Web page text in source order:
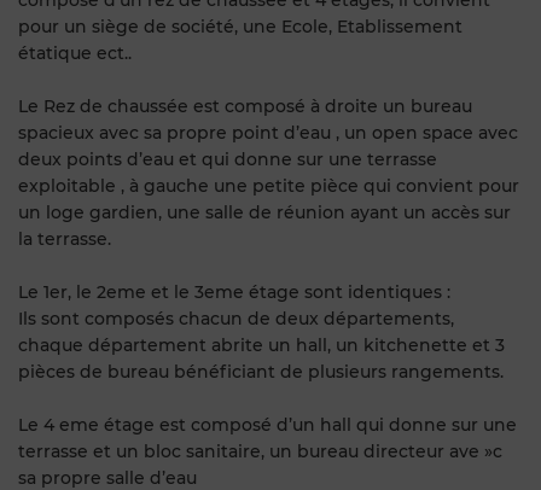
pour un siège de société, une Ecole, Etablissement
étatique ect..
Le Rez de chaussée est composé à droite un bureau
spacieux avec sa propre point d’eau , un open space avec
deux points d’eau et qui donne sur une terrasse
exploitable , à gauche une petite pièce qui convient pour
un loge gardien, une salle de réunion ayant un accès sur
la terrasse.
Le 1er, le 2eme et le 3eme étage sont identiques :
Ils sont composés chacun de deux départements,
chaque département abrite un hall, un kitchenette et 3
pièces de bureau bénéficiant de plusieurs rangements.
Le 4 eme étage est composé d’un hall qui donne sur une
terrasse et un bloc sanitaire, un bureau directeur ave »c
sa propre salle d’eau